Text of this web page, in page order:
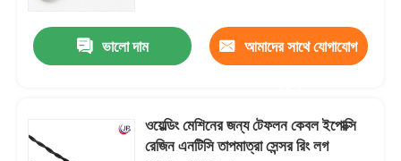
ভালো দাম আমাদের সাথে যোগাযোগ
ওয়েল্ডিং মেশিনের জন্য টেফলন কেবল ইপোক্সি
রেজিন এনটিসি তাপমাত্রা সেন্সর রিং লগ